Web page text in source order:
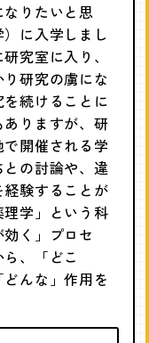
りたいと思
に入学しまし
究室に入り、
り研究の虜にな
続けることに
りますが、研
開催される学
の討論や、違
験することが
学」という科
く」プロセ
、「どこ
んな」作用を